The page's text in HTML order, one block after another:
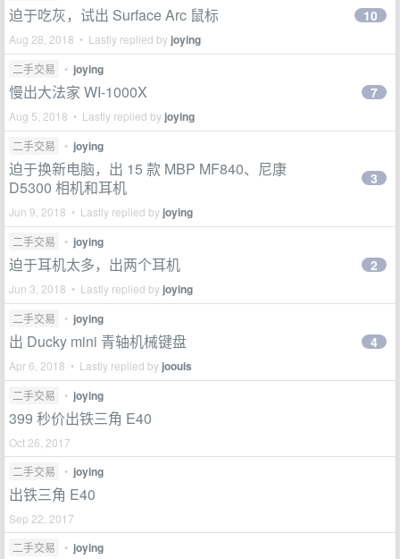
迫于吃灰，试出 Surface Arc 鼠标
Aug 28, 2018 • Lastly replied by joying
10
二手交易 • joying
慢出大法家 WI-1000X
Aug 5, 2018 • Lastly replied by joying
7
二手交易 • joying
迫于换新电脑，出 15 款 MBP MF840、尼康
D5300 相机和耳机
Jun 9, 2018 • Lastly replied by joying
3
二手交易 • joying
迫于耳机太多，出两个耳机
Jun 3, 2018 • Lastly replied by joying
2
二手交易 • joying
出 Ducky mini 青轴机械键盘
Apr 6, 2018 • Lastly replied by joouis
4
二手交易 • joying
399 秒价出铁三角 E40
Oct 26, 2017
二手交易
• joying
出铁三角 E40
Sep 22, 2017
二手交易
• joying